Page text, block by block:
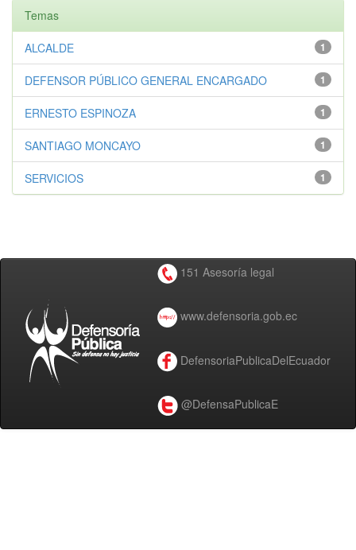
Temas
1
ALCALDE
1
DEFENSOR PÚBLICO GENERAL ENCARGADO
1
ERNESTO ESPINOZA
1
SANTIAGO MONCAYO
1
SERVICIOS
151 Asesoría legal
www.defensoria.gob.ec
DefensoriaPublicaDelEcuador
@DefensaPublicaE